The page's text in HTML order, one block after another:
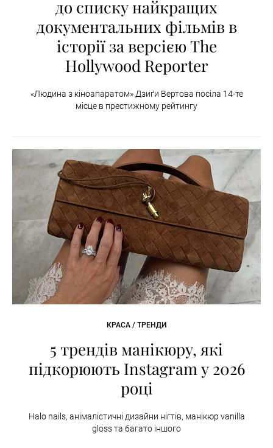
до списку найкращих
документальних фільмів в
історії за версією The
Hollywood Reporter
«Людина з кіноапаратом» Дзиґи Вертова посіла 14-те
місце в престижному рейтингу
КРАСА / ТРЕНДИ
5 трендів манікюру, які
підкорюють Instagram у 2026
році
Halo nails, анімалістичні дизайни нігтів, манікюр vanilla
gloss та багато іншого